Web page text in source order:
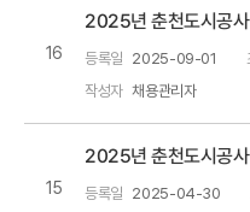
16
2025년 춘천도시공
등록일 2025-09-01
작성자 채용관리자
15
2025년 춘천도시공
등록일 2025-04-30